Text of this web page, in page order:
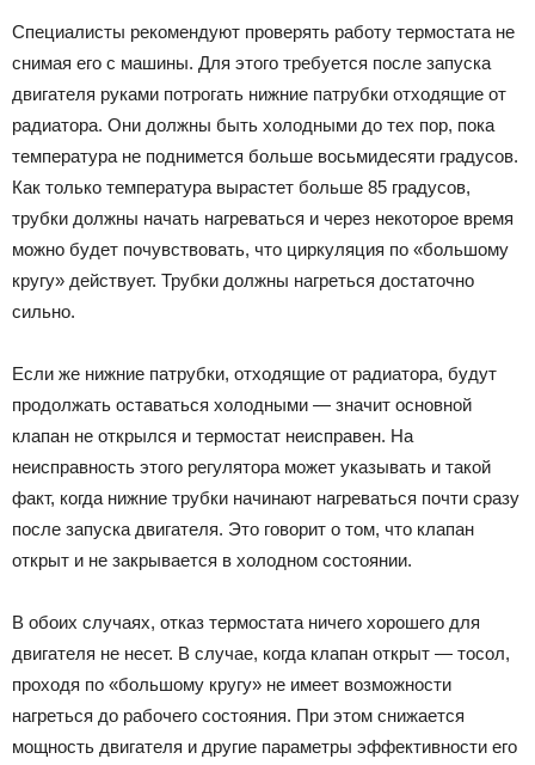
Специалисты рекомендуют проверять работу термостата не
снимая его с машины. Для этого требуется после запуска
двигателя руками потрогать нижние патрубки отходящие от
радиатора. Они должны быть холодными до тех пор, пока
температура не поднимется больше восьмидесяти градусов.
Как только температура вырастет больше 85 градусов,
трубки должны начать нагреваться и через некоторое время
можно будет почувствовать, что циркуляция по «большому
кругу» действует. Трубки должны нагреться достаточно
сильно.
Если же нижние патрубки, отходящие от радиатора, будут
продолжать оставаться холодными — значит основной
клапан не открылся и термостат неисправен. На
неисправность этого регулятора может указывать и такой
факт, когда нижние трубки начинают нагреваться почти сразу
после запуска двигателя. Это говорит о том, что клапан
открыт и не закрывается в холодном состоянии.
В обоих случаях, отказ термостата ничего хорошего для
двигателя не несет. В случае, когда клапан открыт — тосол,
проходя по «большому кругу» не имеет возможности
нагреться до рабочего состояния. При этом снижается
мощность двигателя и другие параметры эффективности его